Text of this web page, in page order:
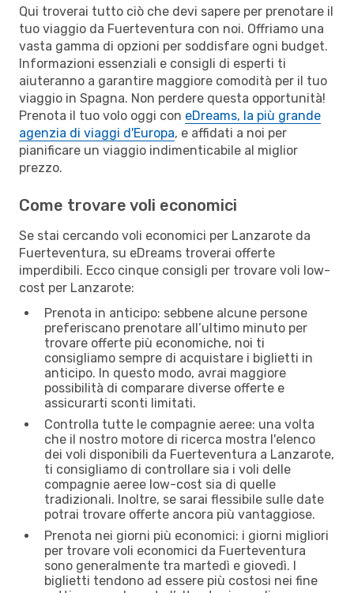
Qui troverai tutto ciò che devi sapere per prenotare il
tuo viaggio da Fuerteventura con noi. Offriamo una
vasta gamma di opzioni per soddisfare ogni budget.
Informazioni essenziali e consigli di esperti ti
aiuteranno a garantire maggiore comodità per il tuo
viaggio in Spagna. Non perdere questa opportunità!
Prenota il tuo volo oggi con eDreams, la più grande
agenzia di viaggi d'Europa, e affidati a noi per
pianificare un viaggio indimenticabile al miglior
prezzo.
Come trovare voli economici
Se stai cercando voli economici per Lanzarote da
Fuerteventura, su eDreams troverai offerte
imperdibili. Ecco cinque consigli per trovare voli low-
cost per Lanzarote:
Prenota in anticipo: sebbene alcune persone
preferiscano prenotare all’ultimo minuto per
trovare offerte più economiche, noi ti
consigliamo sempre di acquistare i biglietti in
anticipo. In questo modo, avrai maggiore
possibilità di comparare diverse offerte e
assicurarti sconti limitati.
Controlla tutte le compagnie aeree: una volta
che il nostro motore di ricerca mostra l'elenco
dei voli disponibili da Fuerteventura a Lanzarote,
ti consigliamo di controllare sia i voli delle
compagnie aeree low-cost sia di quelle
tradizionali. Inoltre, se sarai flessibile sulle date
potrai trovare offerte ancora più vantaggiose.
Prenota nei giorni più economici: i giorni migliori
per trovare voli economici da Fuerteventura
sono generalmente tra martedì e giovedì. I
biglietti tendono ad essere più costosi nei fine